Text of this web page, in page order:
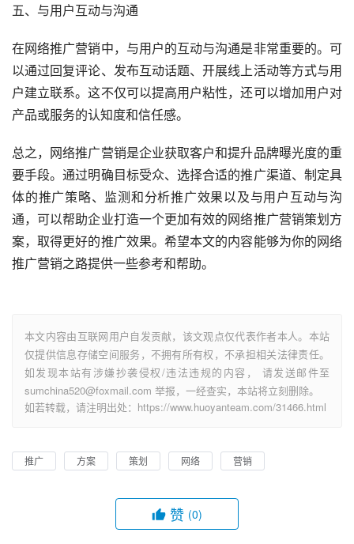
五、与用户互动与沟通
在网络推广营销中，与用户的互动与沟通是非常重要的。可
以通过回复评论、发布互动话题、开展线上活动等方式与用
户建立联系。这不仅可以提高用户粘性，还可以增加用户对
产品或服务的认知度和信任感。
总之，网络推广营销是企业获取客户和提升品牌曝光度的重
要手段。通过明确目标受众、选择合适的推广渠道、制定具
体的推广策略、监测和分析推广效果以及与用户互动与沟
通，可以帮助企业打造一个更加有效的网络推广营销策划方
案，取得更好的推广效果。希望本文的内容能够为你的网络
推广营销之路提供一些参考和帮助。
本文内容由互联网用户自发贡献，该文观点仅代表作者本人。本站
仅提供信息存储空间服务，不拥有所有权，不承担相关法律责任。
如发现本站有涉嫌抄袭侵权/违法违规的内容， 请发送邮件至
sumchina520@foxmail.com 举报，一经查实，本站将立刻删除。
如若转载，请注明出处：https://www.huoyanteam.com/31466.html
推广 方案 策划 网络 营销
赞 (0)